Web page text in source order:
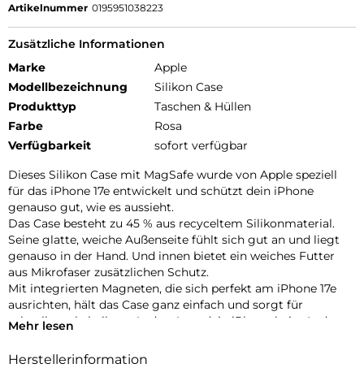
Artikelnummer 0195951038223
Zusätzliche Informationen
Marke
Apple
Modellbezeichnung
Silikon Case
Produkttyp
Taschen & Hüllen
Farbe
Rosa
Verfügbarkeit
sofort verfügbar
Dieses Silikon Case mit MagSafe wurde von Apple speziell
für das iPhone 17e entwickelt und schützt dein iPhone
genauso gut, wie es aussieht.
Das Case besteht zu 45 % aus recyceltem Silikon­material.
Seine glatte, weiche Außenseite fühlt sich gut an und liegt
genauso in der Hand. Und innen bietet ein weiches Futter
aus Mikro­faser zusätzlichen Schutz.
Mit integrierten Magneten, die sich perfekt am iPhone 17e
ausrichten, hält das Case ganz einfach und sorgt für
schnelleres kabelloses Laden. Lass dein iPhone beim Laden
leg es auf dein Qi2 zertifiziertes Ladegerät.
Mehr lesen
Herstellerinformation